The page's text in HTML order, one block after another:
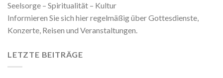
Seelsorge – Spiritualität – Kultur
Informieren Sie sich hier regelmäßig über Gottesdienste,
Konzerte, Reisen und Veranstaltungen.
LETZTE BEITRÄGE